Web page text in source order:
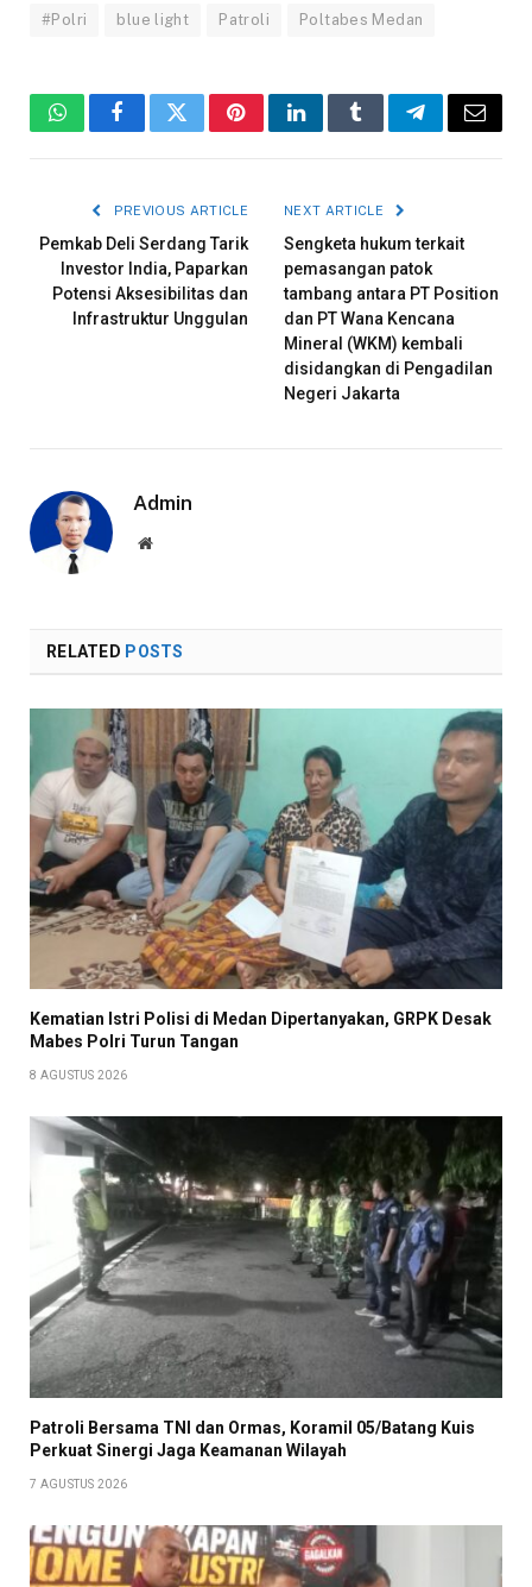
#Polri blue light Patroli Poltabes Medan
WhatsAppFacebookTwitterPinterestLinkedInTumblrTelegramEmail
PREVIOUS ARTICLE
Pemkab Deli Serdang Tarik
Investor India, Paparkan
Potensi Aksesibilitas dan
Infrastruktur Unggulan
NEXT ARTICLE
Sengketa hukum terkait
pemasangan patok
tambang antara PT Position
dan PT Wana Kencana
Mineral (WKM) kembali
disidangkan di Pengadilan
Negeri Jakarta
Admin
Website
RELATED POSTS
Kematian Istri Polisi di Medan Dipertanyakan, GRPK Desak
Mabes Polri Turun Tangan
8 AGUSTUS 2026
Patroli Bersama TNI dan Ormas, Koramil 05/Batang Kuis
Perkuat Sinergi Jaga Keamanan Wilayah
7 AGUSTUS 2026